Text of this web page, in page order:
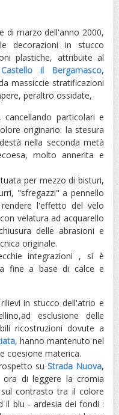
di marzo dell'anno 2000,
decorazioni in stucco
plastiche, attribuite al
il Bergamasco,
massiccie stratificazioni
peraltro ossidate,
particolari e
originario: la stesura
nella seconda metà
molto annerita e
per mezzo di bisturi,
"sfregazzi" a pennello
l'effetto del velo
velatura ad acquarello
delle abrasioni e
originale.
integrazioni , si è
fine a base di calce e
in stucco dell'atrio e
esclusione delle
ricostruzioni dovute a
, hanno mantenuto nel
coesione materica.
suStrada Nuova,
ora di leggere la cromia
contrasto tra il colore
il blu - ardesia dei fondi :